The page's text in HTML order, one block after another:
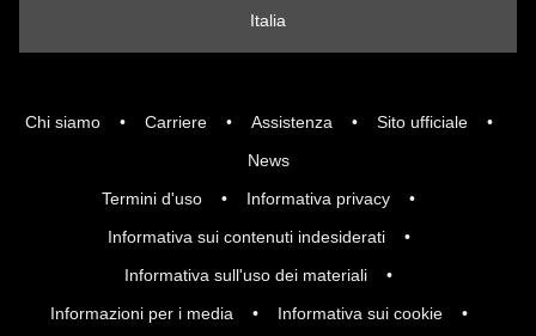
Chi siamo Carriere Assistenza
Sito ufficiale
News
Termini d'uso
Informativa privacy
Informativa sui contenuti indesiderati
Informativa sull'uso dei materiali
Informazioni per i media
Informativa sui cookie
Italia